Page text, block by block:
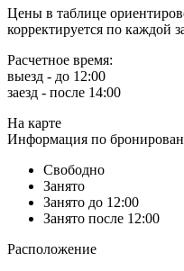
Цены в таблице
корректируется по каждой
Расчетное время:
выезд - до 12:00
заезд - после 14:00
На карте
Информация по
Свободно
Занято
Занято до 12:00
Занято после 12:00
Расположение